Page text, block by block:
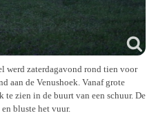
werd zaterdagavond rond tien voor
aan de Venushoek. Vanaf grote
te zien in de buurt van een schuur. De
bluste het vuur.